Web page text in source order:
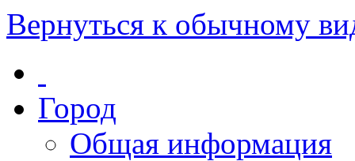
Вернуться к обычному
Город
Общая информация